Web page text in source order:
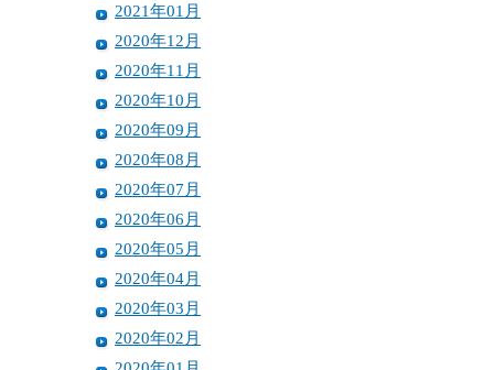
2021年01月
2020年12月
2020年11月
2020年10月
2020年09月
2020年08月
2020年07月
2020年06月
2020年05月
2020年04月
2020年03月
2020年02月